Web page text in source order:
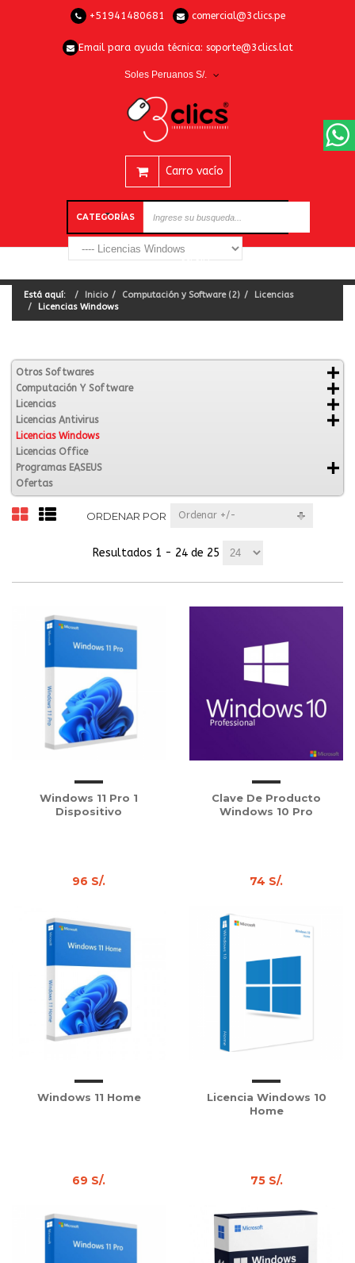
+51941480681 comercial@3clics.pe
Email para ayuda técnica: soporte@3clics.lat
Soles Peruanos S/.
Carro vacío
CATEGORÍAS
Está aquí: Inicio Computación y Software (2)
Licencias
Licencias Windows
Otros Softwares
Computación Y Software
Licencias
Licencias Antivirus
Licencias Windows
Licencias Office
Programas EASEUS
Ofertas
ORDENAR POR Ordenar +/-
Resultados 1 - 24 de 25
Windows 11 Pro 1
Dispositivo
96 S/.
Clave De Producto
Windows 10 Pro
74 S/.
Windows 11 Home
69 S/.
Licencia Windows 10
Home
75 S/.